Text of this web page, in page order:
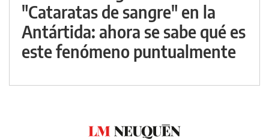
"Cataratas de sangre" en la
Antártida: ahora se sabe qué es
este fenómeno puntualmente